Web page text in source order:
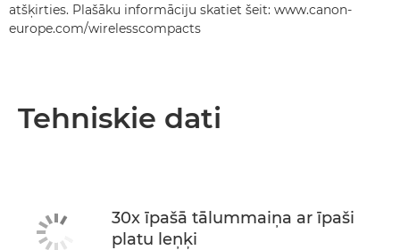
atšķirties. Plašāku informāciju skatiet šeit: www.canon-
europe.com/wirelesscompacts
Tehniskie dati
30x īpašā tālummaiņa ar īpaši
platu leņķi